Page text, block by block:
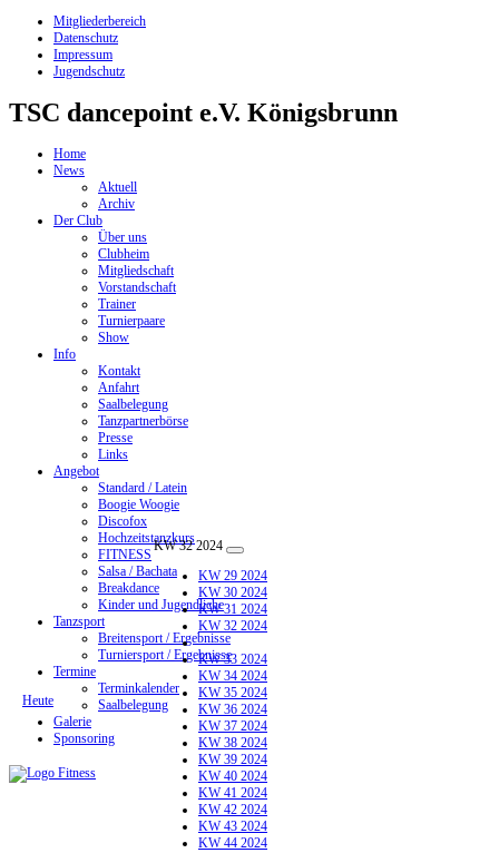
Mitgliederbereich
Datenschutz
Impressum
Jugendschutz
TSC dancepoint e.V. Königsbrunn
Home
News
Aktuell
Archiv
Der Club
Über uns
Clubheim
Mitgliedschaft
Vorstandschaft
Trainer
Turnierpaare
Show
Info
Kontakt
Anfahrt
Saalbelegung
Tanzpartnerbörse
Presse
Links
Angebot
Standard / Latein
Boogie Woogie
Discofox
Hochzeitstanzkurs
FITNESS
Salsa / Bachata
Breakdance
Kinder und Jugendliche
Tanzsport
Breitensport / Ergebnisse
Turniersport / Ergebnisse
Termine
Terminkalender
Saalbelegung
Galerie
Sponsoring
Heute
KW 32 2024
KW 29 2024
KW 30 2024
KW 31 2024
KW 32 2024
KW 33 2024
KW 34 2024
KW 35 2024
KW 36 2024
KW 37 2024
KW 38 2024
KW 39 2024
KW 40 2024
KW 41 2024
KW 42 2024
KW 43 2024
KW 44 2024